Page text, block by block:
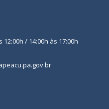
/ 14:00h às 17:00h